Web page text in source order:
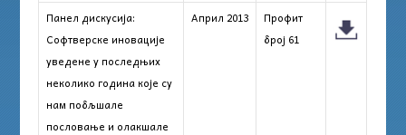
Панел дискусија:
Софтверске иновације
уведене у последњих
неколико година које су
нам побљшале
пословање и олакшале
Април 2013
Профит
број 61